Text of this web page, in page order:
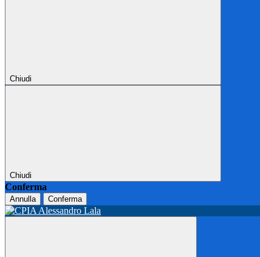
Chiudi
Chiudi
Conferma
Annulla Conferma